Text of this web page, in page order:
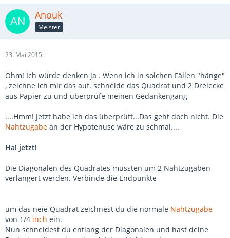
Anouk
Meister
23. Mai 2015
Öhm! Ich würde denken ja . Wenn ich in solchen Fällen "hänge"
, zeichne ich mir das auf. schneide das Quadrat und 2 Dreiecke
aus Papier zu und überprüfe meinen Gedankengang
....Hmm! Jetzt habe ich das überprüft...Das geht doch nicht. Die
Nahtzugabe an der Hypotenuse wäre zu schmal....
Ha! jetzt!
Die Diagonalen des Quadrates müssten um 2 Nahtzugaben
verlängert werden. Verbinde die Endpunkte
um das neie Quadrat zeichnest du die normale Nahtzugabe
von 1/4 inch ein.
Nun schneidest du entlang der Diagonalen und hast deine